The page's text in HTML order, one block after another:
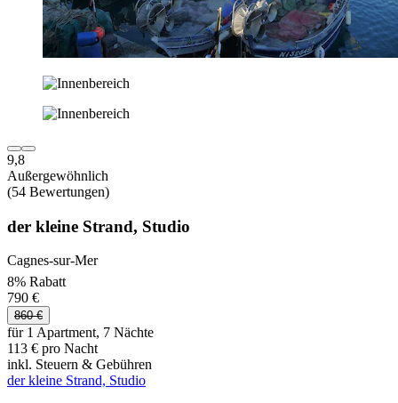
9,8
Außergewöhnlich
(54 Bewertungen)
der kleine Strand, Studio
Cagnes-sur-Mer
8% Rabatt
790 €
860 €
für 1 Apartment, 7 Nächte
113 € pro Nacht
inkl. Steuern & Gebühren
der kleine Strand, Studio